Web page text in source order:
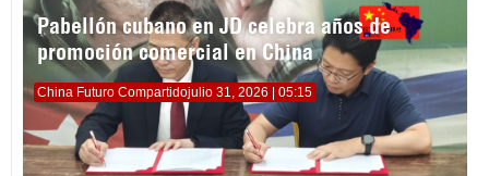
Pabellón cubano en JD celebra años de
promoción comercial en China
China Futuro Compartidojulio 31, 2026 | 05:15